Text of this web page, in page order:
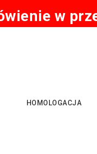
w
HOMOLOGACJA